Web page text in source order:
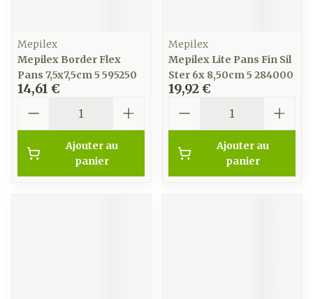
Mepilex
Mepilex Border Flex
Pans 7,5x7,5cm 5 595250
14,61 €
Ajouter au
panier
Mepilex
Mepilex Lite Pans Fin Sil
Ster 6x 8,50cm 5 284000
19,92 €
Ajouter au
panier